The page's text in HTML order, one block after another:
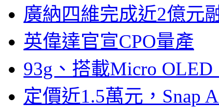
廣納四維完成近2億元
英偉達官宣CPO量產
93g、搭載Micro
定價近1.5萬元，Snap